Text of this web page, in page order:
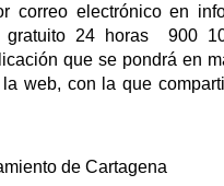
correo electrónico en
gratuito 24 horas 900
que se pondrá en
web, con la que
de Cartagena